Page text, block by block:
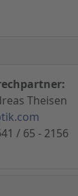
Theisen
/ 65 - 2156